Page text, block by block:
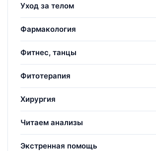
Уход за телом
Фармакология
Фитнес, танцы
Фитотерапия
Хирургия
Читаем анализы
Экстренная помощь